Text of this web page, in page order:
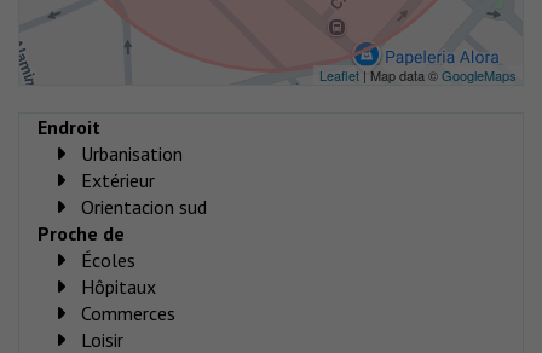
Leaflet | Map data ©GoogleMaps
Endroit
Urbanisation
Extérieur
Orientacion sud
Proche de
Écoles
Hôpitaux
Commerces
Loisir